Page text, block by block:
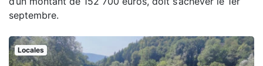
septembre.
Locales